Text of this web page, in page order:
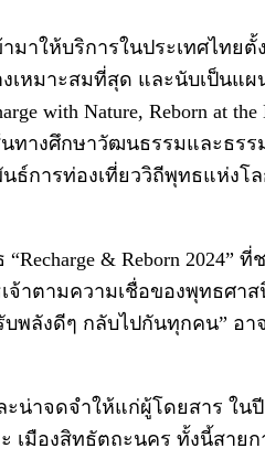
าให้บริการในประเทศไทย
เหมาะสมที่สุด และนับเป็นแ
with Nature, Reborn at
ทางศึกษาวัฒนธรรมและธร
ธ์การท่องเที่ยววิถีพุทธแห่ง
& Reborn 2024”
าตามความเชื่อของพุทธศ
พลังดีๆ กลับไปกันทุกคน” อ
าจดจำให้แก่ผู้โดยสาร ในปี
เมืองสิทธัตถะนคร ทั้งนี้สา